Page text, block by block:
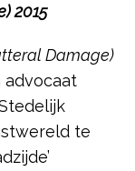
2015
Damage)
advocaat
te